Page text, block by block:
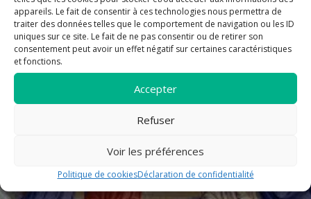
appareils. Le fait de consentir à ces technologies nous permettra de
traiter des données telles que le comportement de navigation ou les ID
uniques sur ce site. Le fait de ne pas consentir ou de retirer son
consentement peut avoir un effet négatif sur certaines caractéristiques
et fonctions.
Accepter
Refuser
Voir les préférences
Politique de cookiesDéclaration de confidentialité